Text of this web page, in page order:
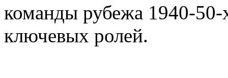
команды рубежа 1940-50-
ключевых ролей.